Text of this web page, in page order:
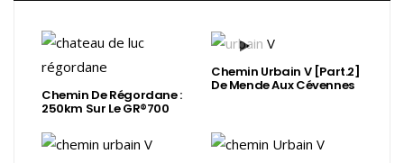
Chemin De Régordane :
250km Sur Le GR®700
Chemin Urbain V [Part.2]
De Mende Aux Cévennes